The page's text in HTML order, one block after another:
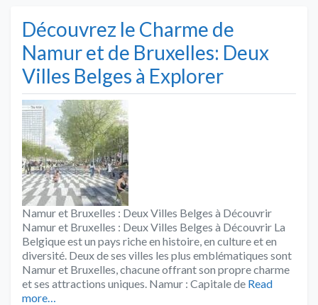
Découvrez le Charme de
Namur et de Bruxelles: Deux
Villes Belges à Explorer
Namur et Bruxelles : Deux Villes Belges à Découvrir
Namur et Bruxelles : Deux Villes Belges à Découvrir La
Belgique est un pays riche en histoire, en culture et en
diversité. Deux de ses villes les plus emblématiques sont
Namur et Bruxelles, chacune offrant son propre charme
et ses attractions uniques. Namur : Capitale de Read
more…